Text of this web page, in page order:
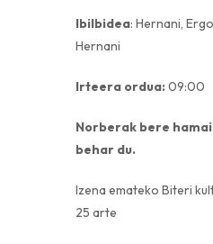
Ibilbidea: Hernani,
Hernani
Irteera ordua:09:00
Norberak bere
behar du.
Izena emateko Biteri
25 arte